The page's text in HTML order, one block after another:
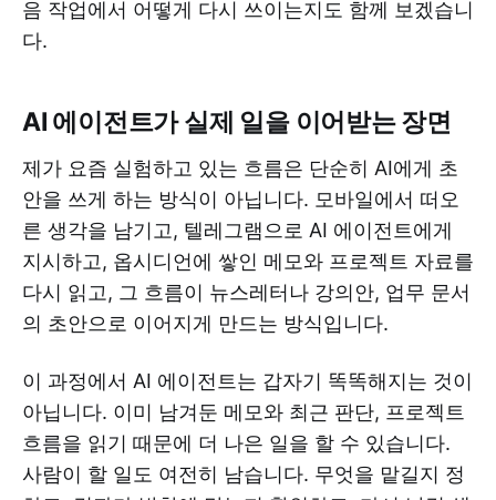
음 작업에서 어떻게 다시 쓰이는지도 함께 보겠습니
다.
AI 에이전트가 실제 일을 이어받는 장면
제가 요즘 실험하고 있는 흐름은 단순히 AI에게 초
안을 쓰게 하는 방식이 아닙니다. 모바일에서 떠오
른 생각을 남기고, 텔레그램으로 AI 에이전트에게
지시하고, 옵시디언에 쌓인 메모와 프로젝트 자료를
다시 읽고, 그 흐름이 뉴스레터나 강의안, 업무 문서
의 초안으로 이어지게 만드는 방식입니다.
이 과정에서 AI 에이전트는 갑자기 똑똑해지는 것이
아닙니다. 이미 남겨둔 메모와 최근 판단, 프로젝트
흐름을 읽기 때문에 더 나은 일을 할 수 있습니다.
사람이 할 일도 여전히 남습니다. 무엇을 맡길지 정